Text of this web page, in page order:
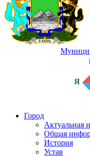
Я
Город
Актуальная
Общая
История
Устав